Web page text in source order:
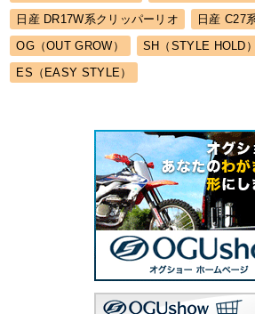
日産 DR17W系クリッパーリオ
日産 C27
OG（OUT GROW）
SH（STYLE HOLD）
ES（EASY STYLE）